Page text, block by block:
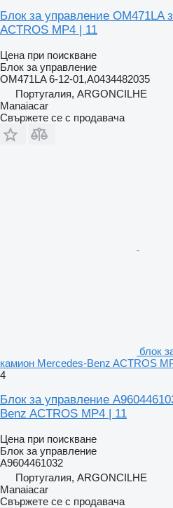
Блок за управление OM471LA
ACTROS MP4 | 11
Цена при поискване
Блок за управление
OM471LA 6-12-01,A0434482035
Португалия, ARGONCILHE
Manaiacar
Свържете се с продавача
блок
камион Mercedes-Benz ACTROS
4
Блок за управление
Benz ACTROS MP4 | 11
Цена при поискване
Блок за управление
A9604461032
Португалия, ARGONCILHE
Manaiacar
Свържете се с продавача